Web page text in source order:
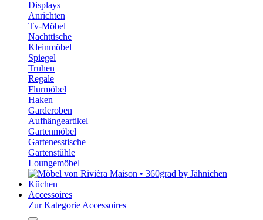
Displays
Anrichten
Tv-Möbel
Nachttische
Kleinmöbel
Spiegel
Truhen
Regale
Flurmöbel
Haken
Garderoben
Aufhängeartikel
Gartenmöbel
Gartenesstische
Gartenstühle
Loungemöbel
Küchen
Accessoires
Zur Kategorie Accessoires